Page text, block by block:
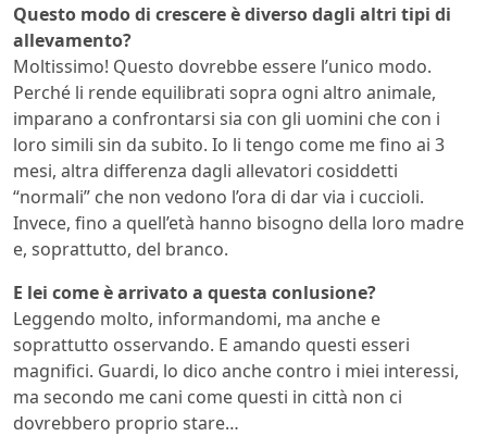
Questo modo di crescere è diverso dagli altri tipi di
allevamento?
Moltissimo! Questo dovrebbe essere l’unico modo.
Perché li rende equilibrati sopra ogni altro animale,
imparano a confrontarsi sia con gli uomini che con i
loro simili sin da subito. Io li tengo come me fino ai 3
mesi, altra differenza dagli allevatori cosiddetti
“normali” che non vedono l’ora di dar via i cuccioli.
Invece, fino a quell’età hanno bisogno della loro madre
e, soprattutto, del branco.
E lei come è arrivato a questa conlusione?
Leggendo molto, informandomi, ma anche e
soprattutto osservando. E amando questi esseri
magnifici. Guardi, lo dico anche contro i miei interessi,
ma secondo me cani come questi in città non ci
dovrebbero proprio stare…